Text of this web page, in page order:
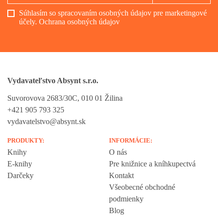
Súhlasím so spracovaním osobných údajov pre marketingové
účely. Ochrana osobných údajov
Vydavateľstvo Absynt s.r.o.
Suvorovova 2683/30C, 010 01 Žilina
+421 905 793 325
vydavatelstvo@absynt.sk
PRODUKTY:
Knihy
E-knihy
Darčeky
INFORMÁCIE:
O nás
Pre knižnice a kníhkupectvá
Kontakt
Všeobecné obchodné
podmienky
Blog